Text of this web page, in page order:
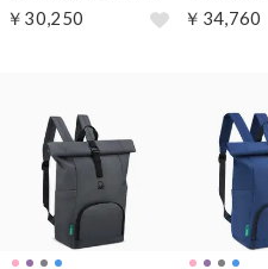
￥30,250 ￥34,760